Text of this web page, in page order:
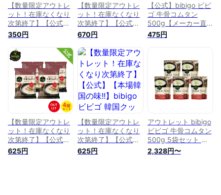
【数量限定アウトレ
ット！在庫なくなり
次第終了】【公式】
bibigo ビビゴ プルコ
ギソース 3袋セット
【ネコポス対応】
【メーカー直送】ス
ープ 韓飯 韓国料理
ギフト プレゼント
惣菜 常温
350円
【数量限定アウトレ
ット！在庫なくなり
次第終了】【公式】
bibigo ビビゴ ソルロ
ンタン 500g 2袋
【メーカー直送】ス
ープ 韓飯 韓国料理
ギフト プレゼント
惣菜 【ネコポス対
応】 常温
670円
【公式】bibigo ビビ
ゴ 牛骨コムタン
500g【メーカー直
送】スープ 韓飯 韓
国料理 ギフト プレ
ポス対応】 常温
475円
【数量限定アウトレ
ット！在庫なくなり
次第終了】【公式】
【本場韓国の味!!】
bibigo ビビゴ 韓国ク
625円
【数量限定アウトレ
ット！在庫なくなり
次第終了】【公式】
【本場韓国の味!!】
bibigo ビビゴ 韓国ク
625円
アウトレット bibigo
ビビゴ 牛骨コムタン
500g 5袋セット ス
ープ 韓飯 韓国料理
ギフト プレゼント
2,328円〜